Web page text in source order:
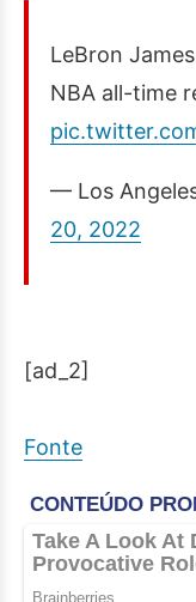
LeBron
NBA all-time
— Los
20, 2022
[ad_2]
Fonte